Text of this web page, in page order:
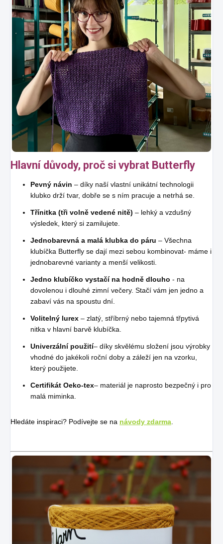
Hlavní důvody, proč si vybrat Butterfly
Pevný návin – díky naší vlastní unikátní technologii
klubko drží tvar, dobře se s ním pracuje a netrhá se.
Třínitka (tři volně vedené nitě) – lehký a vzdušný
výsledek, který si zamilujete.
Jednobarevná a malá klubka do páru – Všechna
klubíčka Butterfly se dají mezi sebou kombinovat- máme i
jednobarevné varianty a menší velikosti.
Jedno klubíčko vystačí na hodně dlouho - na
dovolenou i dlouhé zimní večery. Stačí vám jen jedno a
zabaví vás na spoustu dní.
Volitelný lurex – zlatý, stříbrný nebo tajemná třpytivá
nitka v hlavní barvě klubíčka.
Univerzální použití– díky skvělému složení jsou výrobky
vhodné do jakékoli roční doby a záleží jen na vzorku,
který použijete.
Certifikát Oeko-tex– materiál je naprosto bezpečný i pro
malá miminka.
Hledáte inspiraci? Podívejte se na návody zdarma